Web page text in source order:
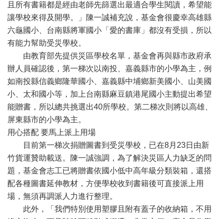
且所有書籍都是經由老師先篩選出最適合學生閱讀，希望能
讓學校來得及開學。」陳一誠補充說，基金會很慶幸高雄縣
六龜國小、台南縣將軍國小「愛的書庫」都沒有受損，所以
有能力幫助受災學校。
由教育部先提供災區學校名單，基金會再與縣市政府承
辦人員確認後，第一梯次以南投、嘉義縣市的小學為主，例
如南投縣信義鄉隆華國小、嘉義縣中埔鄉新美國小、山美國
小、太和國小等，加上台南縣麻豆鎮港尾國小主動提出希望
能贈書，所以總共挑選出40所學校。第二梯次則將以高雄、
屏東縣市的小學為主。
用心搭配 要馬上派上用場
目前第一梯次捐贈圖書到受災學校，已在8月23日由新
竹貨運贊助載送。陳一誠強調，為了解決災區人力缺乏的問
題，基金會志工已將贈書依國小低中高年級分類裝箱，還搭
配各種圖書延伸教材，方便學校收到書籍後可直接派上用
場，無須再調派人力進行整理。
此外，「我們特別使用塑膠且附有蓋子的收納箱，不用